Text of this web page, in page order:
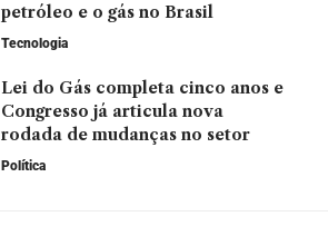
petróleo e o gás no Brasil
Tecnologia
Lei do Gás completa cinco anos e
Congresso já articula nova
rodada de mudanças no setor
Política